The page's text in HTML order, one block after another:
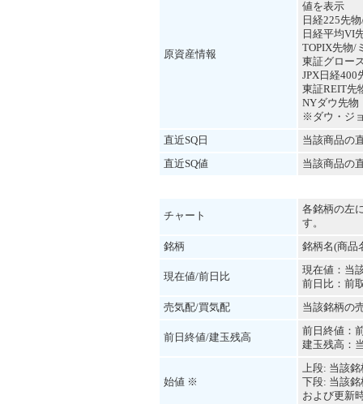
原資産情報
値を表示
日経225先
日経平均VI
TOPIX先物/
東証グロー
JPX日経400
東証REIT先
NYダウ先物
※ダウ・ジ
直近SQ日 当該商品の
直近SQ値 当該商品の
チャート
各銘柄の左
す。
銘柄 銘柄名(商品
現在値/前日比
現在値：当
前日比：前
売気配/買気配 当該銘柄の
前日終値/建玉残高
前日終値：
建玉残高：
始値 ※
上段: 当該
下段: 当該
および更新